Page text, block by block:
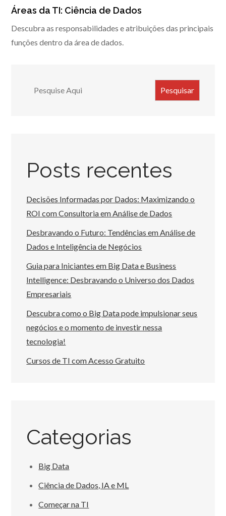
Áreas da TI: Ciência de Dados
Descubra as responsabilidades e atribuições das principais
funções dentro da área de dados.
Search Pesquisar
Posts recentes
Decisões Informadas por Dados: Maximizando o
ROI com Consultoria em Análise de Dados
Desbravando o Futuro: Tendências em Análise de
Dados e Inteligência de Negócios
Guia para Iniciantes em Big Data e Business
Intelligence: Desbravando o Universo dos Dados
Empresariais
Descubra como o Big Data pode impulsionar seus
negócios e o momento de investir nessa
tecnologia!
Cursos de TI com Acesso Gratuito
Categorias
Big Data
Ciência de Dados, IA e ML
Começar na TI